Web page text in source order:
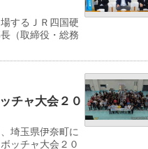
するＪＲ四国硬
（取締役・総務
チャ大会２０
埼玉県伊奈町に
ッチャ大会２０